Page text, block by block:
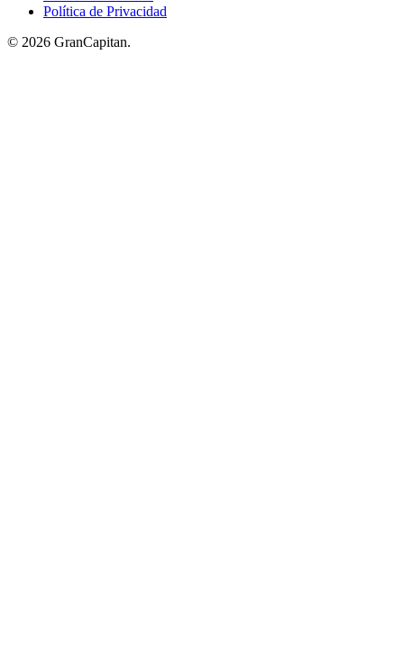
Política de Privacidad
© 2026 GranCapitan.